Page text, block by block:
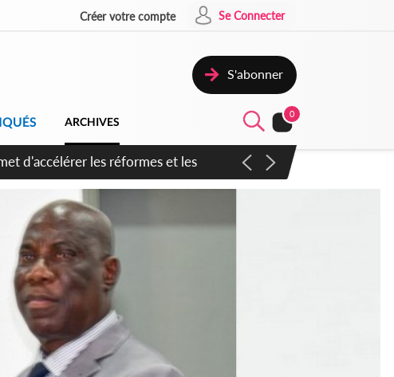
Créer votre compte Se Connecter
S'abonner
ARCHIVES
0
s'en inspirer pour accélérer le